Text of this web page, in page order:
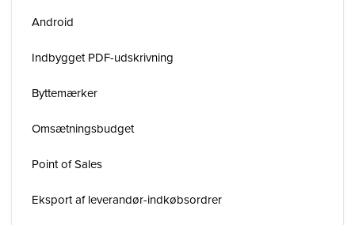
Android
Indbygget PDF-udskrivning
Byttemærker
Omsætningsbudget
Point of Sales
Eksport af leverandør-indkøbsordrer